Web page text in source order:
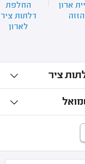
ארון
הזזה
החלפת
דלתות ציר
לארון
ציר